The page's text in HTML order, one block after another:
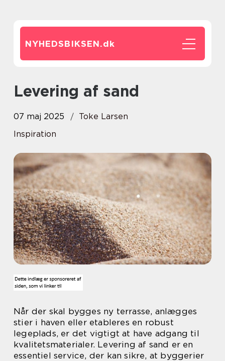
NYHEDSBIKSEN.dk
Levering af sand
07 maj 2025
Toke Larsen
Inspiration
Når der skal bygges ny terrasse, anlægges
stier i haven eller etableres en robust
legeplads, er det vigtigt at have adgang til
kvalitetsmaterialer. Levering af sand er en
essentiel service, der kan sikre, at byggerier